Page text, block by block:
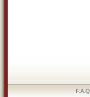
F.A.Q.